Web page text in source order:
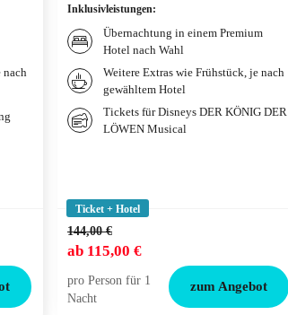
nach
Inklusivleistungen:
Übernachtung in einem Premium
Hotel nach Wahl
Weitere Extras wie Frühstück, je nach
gewähltem Hotel
Tickets für Disneys DER KÖNIG DER
LÖWEN Musical
Ticket + Hotel
144,00 €
ab 115,00 €
pro Person für 1
Nacht
zum Angebot